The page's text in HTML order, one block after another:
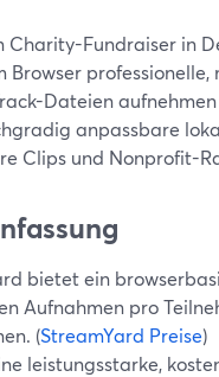
Charity-Fundraiser in
Browser
Dateien aufnehmen
anpassbare
Clips und Nonprofit-
bietet ein
Aufnahmen pro
(StreamYard Preise)
leistungsstarke,